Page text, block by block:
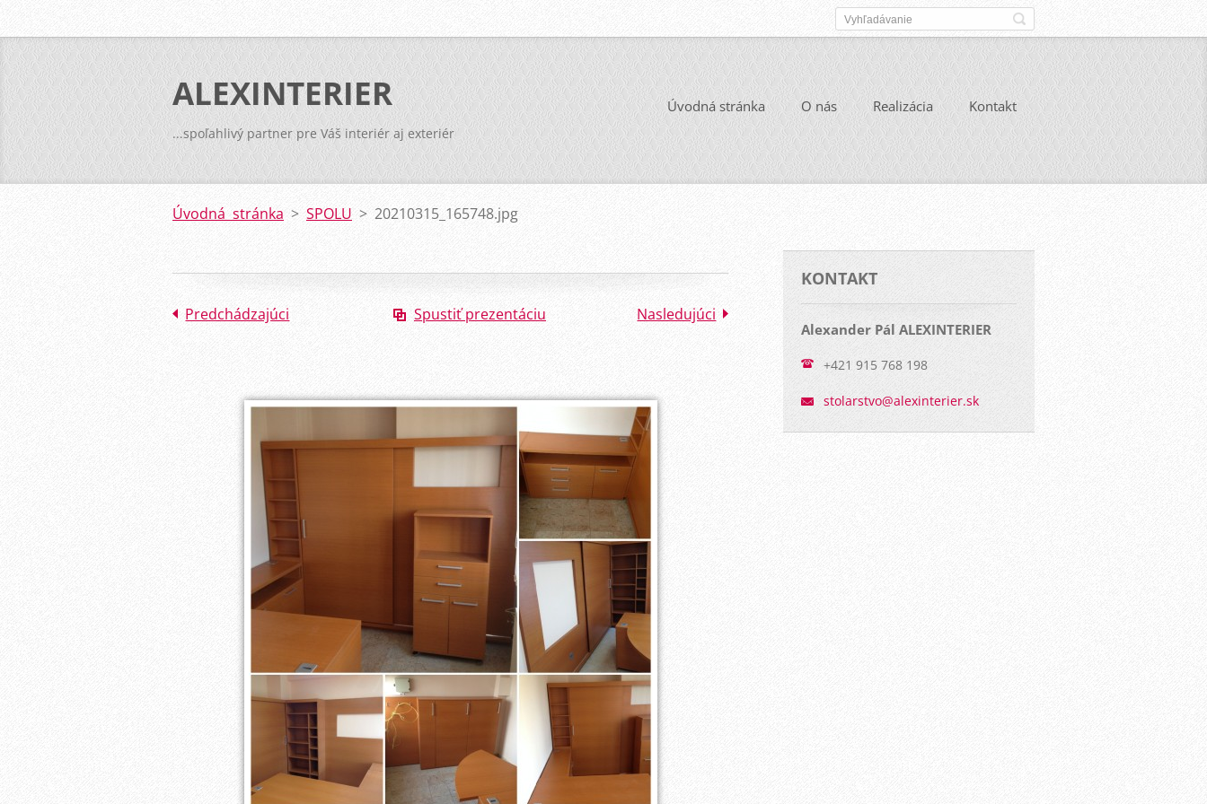
ALEXINTERIER
...spoľahlivý partner pre Váš interiér aj exteriér
Úvodná stránka O nás Realizácia Kontakt
Úvodná stránka > SPOLU > 20210315_165748.jpg
Predchádzajúci Spustiť prezentáciu Nasledujúci
KONTAKT
Alexander Pál ALEXINTERIER
+421 915 768 198
stolarstvo@alexinterier.sk